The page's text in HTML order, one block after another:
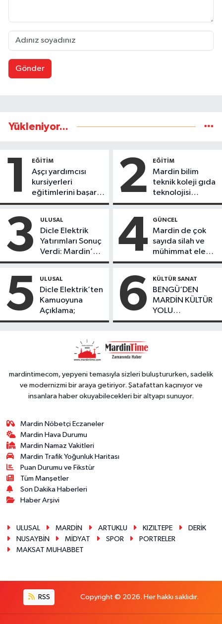
Gönder
Yükleniyor...
1 EĞİTİM
Aşçı yardımcısı
kursiyerleri
eğitimlerini başarı
ile tamamladı
2 EĞİTİM
Mardin bilim
teknik koleji gıda
teknolojisi
öğrencileri
ürünlerini satarak
köydeki
çoçuklara kitap
desteğinde
bulundu
3 ULUSAL
Dicle Elektrik
Yatırımları Sonuç
Verdi: Mardin’de
Kayıp Kaçak
Düşüş
4 GÜNCEL
Mardin de çok
sayıda silah ve
mühimmat ele
geçirildi
5 ULUSAL
Dicle Elektrik’ten
Kamuoyuna
Açıklama;
6 KÜLTÜR SANAT
BENGÜ’DEN
MARDİN KÜLTÜR
YOLU
FESTIVALİ’NDE
mardintimecom, yepyeni temasıyla sizleri buluştururken, sadelik
ve modernizmi bir araya getiriyor. Şatafattan kaçınıyor ve
insanlara haber okuyabilecekleri bir altyapı sunuyor.
Mardin Nöbetçi Eczaneler
Mardin Hava Durumu
Mardin Namaz Vakitleri
Mardin Trafik Yoğunluk Haritası
Puan Durumu ve Fikstür
Tüm Manşetler
Son Dakika Haberleri
Haber Arşivi
ULUSAL MARDİN ARTUKLU KIZILTEPE
DERİK
NUSAYBİN
MİDYAT SPOR
PORTRELER
MAKSAT MUHABBET
RSS Copyright © 2026. Her hakkı saklıdır.